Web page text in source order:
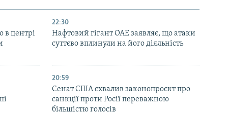
в центрі
22:30
Нафтовий гігант ОАЕ заявляє, що атаки
суттєво вплинули на його діяльність
20:59
Cенат США схвалив законопроєкт про
санкції проти Росії переважною
більшістю голосів